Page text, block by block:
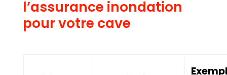
l’assurance inondation
pour votre cave